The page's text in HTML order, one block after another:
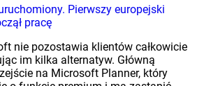
Pierwszy europejski
pracę
nie pozostawia klientów całkowicie
im kilka alternatyw. Główną
na Microsoft Planner, który